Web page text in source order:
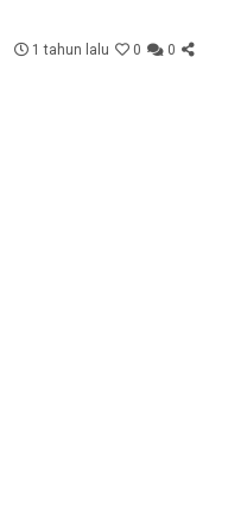
1 tahun lalu 0 0